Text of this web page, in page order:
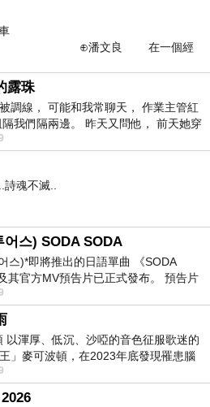
在一個經
露珠
調線， 可能和我常聊天， 作業主管紅
隔我們隔兩邊。 昨天又問他， 前天她穿
服， 不經
魂不滅..
어스) SODA SODA
스)*即將推出的日語單曲 《SODA
其官方MV預告片已正式發布。 預告片
就引發了粉絲們對這次夏季回
以渾厚、低沉、沙啞的音色征服歌迷的
王」麥可波頓，在2023年底發現罹患腦
日康復，一切都好」。